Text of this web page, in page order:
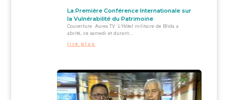
La Première Conférence Internationale sur
la Vulnérabilité du Patrimoine
Couverture Aures TV :L’Hôtel militaire de Blida a
abrité, ce samedi et durant...
lire plus